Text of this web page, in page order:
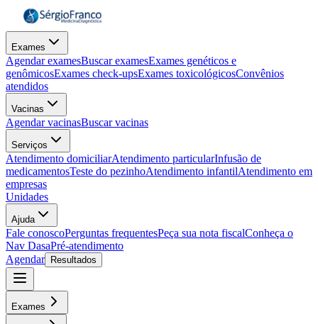
Exames
Agendar examesBuscar examesExames genéticos e
genômicosExames check-upsExames toxicológicosConvênios
atendidos
Vacinas
Agendar vacinasBuscar vacinas
Serviços
Atendimento domiciliarAtendimento particularInfusão de
medicamentosTeste do pezinhoAtendimento infantilAtendimento em
empresas
Unidades
Ajuda
Fale conoscoPerguntas frequentesPeça sua nota fiscalConheça o
Nav DasaPré-atendimento
Agendar
Resultados
Exames